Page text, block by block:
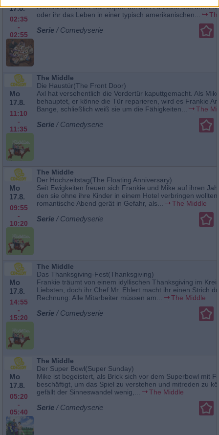
17.8.
02:35
-
02:55
Austauschschüler aus Japan bei sich zuhause
oder ihr das Leben in einer typisch amerikanischen...
Serie / Comedyserie
Mo
17.8.
11:10
-
11:35
The Middle
Die Haustür(The Front Door)
Axl hat versehentlich die Vordertür kaputtgemacht. Als
behauptet, er könne die Tür reparieren, wird es Frankie
Bange, schließlich weiß sie um die Fähigkeiten...
The
Serie / Comedyserie
Mo
17.8.
09:55
-
10:20
The Middle
Der Hochzeitstag(The Floating Anniversary)
Seit Ewigkeiten freuen sich Frankie und Mike auf ihren
den sie ohne ihre Kinder in einem Hotel verbringen
romantische Abend gerät in Gefahr, als...
The Middle
Serie / Comedyserie
Mo
17.8.
14:55
-
15:20
The Middle
Das Thanksgiving-Fest(Thanksgiving)
Frankie träumt von einem idyllischen Thanksgiving im
Liebsten, doch ihr Chef Mr. Ehlert macht ihr einen Strich
Rechnung: Alle Mitarbeiter müssen am...
The Middle
Serie / Comedyserie
Mo
17.8.
05:20
-
05:40
The Middle
Der Super Bowl(Super Sunday)
Mike ist begeistert, als Brick sich vor dem Superbowl mit
beschäftigt, um das Spiel zu verstehen und mitreden zu
gefällt der Sinneswandel wenig,...
The Middle
Serie / Comedyserie